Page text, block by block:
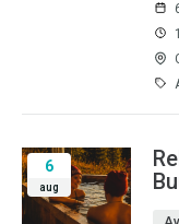
6
aug